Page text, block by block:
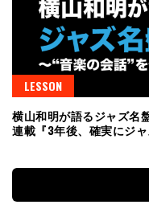
LESSON
横山和明が語るジャズ名
連載『3年後、確実にジ